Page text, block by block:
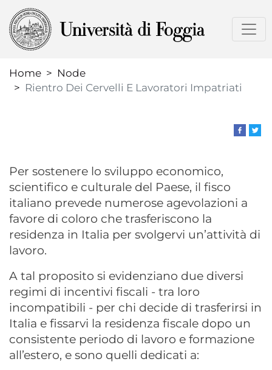
to
Home
Node
Rientro Dei Cervelli E Lavoratori Impatriati
Per sostenere lo sviluppo economico,
scientifico e culturale del Paese, il fisco
italiano prevede numerose agevolazioni a
favore di coloro che trasferiscono la
residenza in Italia per svolgervi un’attività di
lavoro.
A tal proposito si evidenziano due diversi
regimi di incentivi fiscali - tra loro
incompatibili - per chi decide di trasferirsi in
Italia e fissarvi la residenza fiscale dopo un
consistente periodo di lavoro e formazione
all’estero, e sono quelli dedicati a: